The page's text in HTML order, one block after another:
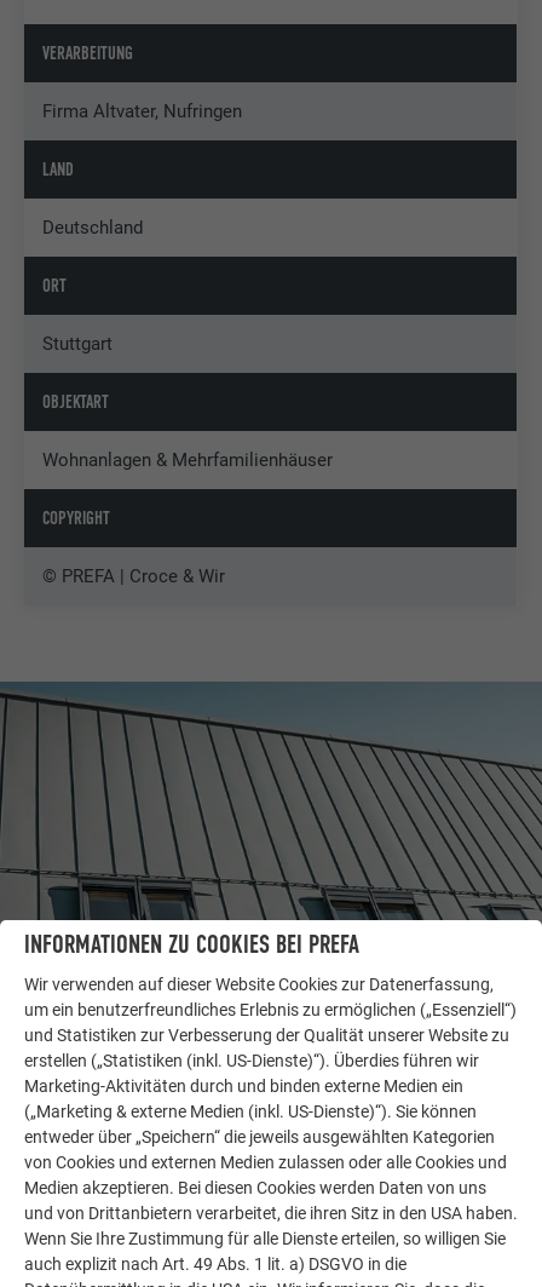
VERARBEITUNG
Firma Altvater, Nufringen
LAND
Deutschland
ORT
Stuttgart
OBJEKTART
Wohnanlagen & Mehrfamilienhäuser
COPYRIGHT
© PREFA | Croce & Wir
LASSEN SIE SICH INSPIRIEREN
WEITERE OBJEKTE
Die PREFA Referenzgalerie zeigt, wie vielseitig
Aluminium eingesetzt werden kann. Entdecken Sie
weitere beeindruckende Projekte mit den langlebigen
PREFA Aluminiumlösungen für Dach, Solar und
Fassade.
MEHR REFERENZEN ANSEHEN
INFORMATIONEN ZU COOKIES BEI PREFA
Wir verwenden auf dieser Website Cookies zur Datenerfassung,
um ein benutzerfreundliches Erlebnis zu ermöglichen („Essenziell“)
und Statistiken zur Verbesserung der Qualität unserer Website zu
erstellen („Statistiken (inkl. US-Dienste)“). Überdies führen wir
Marketing-Aktivitäten durch und binden externe Medien ein
(„Marketing & externe Medien (inkl. US-Dienste)“). Sie können
entweder über „Speichern“ die jeweils ausgewählten Kategorien
von Cookies und externen Medien zulassen oder alle Cookies und
Medien akzeptieren. Bei diesen Cookies werden Daten von uns
und von Drittanbietern verarbeitet, die ihren Sitz in den USA haben.
Wenn Sie Ihre Zustimmung für alle Dienste erteilen, so willigen Sie
auch explizit nach Art. 49 Abs. 1 lit. a) DSGVO in die